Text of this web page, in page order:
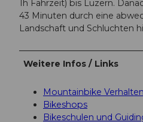
1h Fahrzeit) bis Luzern.
43 Minuten durch eine
Landschaft und Schluchten
Weitere Infos / Links
Mountainbike
Bikeshops
Bikeschulen und